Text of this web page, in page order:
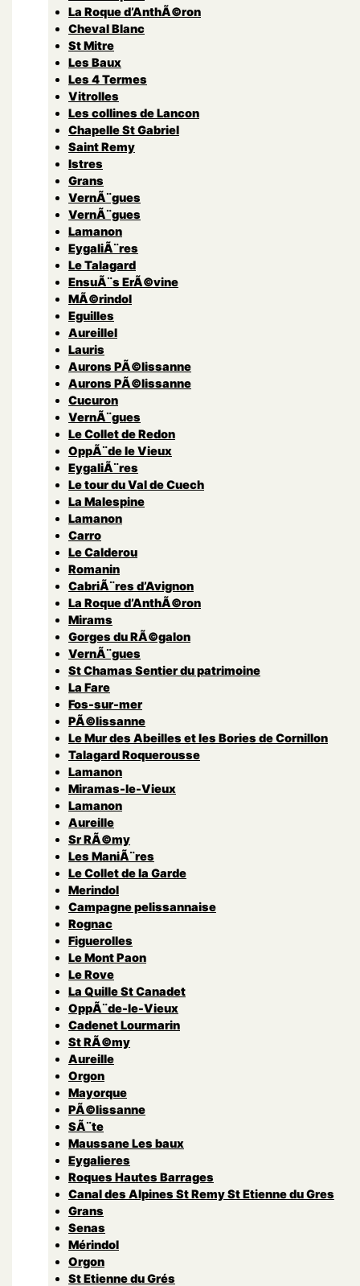
La Roque d’AnthÃ©ron
Cheval Blanc
St Mitre
Les Baux
Les 4 Termes
Vitrolles
Les collines de Lancon
Chapelle St Gabriel
Saint Remy
Istres
Grans
VernÃ¨gues
VernÃ¨gues
Lamanon
EygaliÃ¨res
Le Talagard
EnsuÃ¨s ErÃ©vine
MÃ©rindol
Eguilles
Aureillel
Lauris
Aurons PÃ©lissanne
Aurons PÃ©lissanne
Cucuron
VernÃ¨gues
Le Collet de Redon
OppÃ¨de le Vieux
EygaliÃ¨res
Le tour du Val de Cuech
La Malespine
Lamanon
Carro
Le Calderou
Romanin
CabriÃ¨res d’Avignon
La Roque d’AnthÃ©ron
Mirams
Gorges du RÃ©galon
VernÃ¨gues
St Chamas Sentier du patrimoine
La Fare
Fos-sur-mer
PÃ©lissanne
Le Mur des Abeilles et les Bories de Cornillon
Talagard Roquerousse
Lamanon
Miramas-le-Vieux
Lamanon
Aureille
Sr RÃ©my
Les ManiÃ¨res
Le Collet de la Garde
Merindol
Campagne pelissannaise
Rognac
Figuerolles
Le Mont Paon
Le Rove
La Quille St Canadet
OppÃ¨de-le-Vieux
Cadenet Lourmarin
St RÃ©my
Aureille
Orgon
Mayorque
PÃ©lissanne
SÃ¨te
Maussane Les baux
Eygalieres
Roques Hautes Barrages
Canal des Alpines St Remy St Etienne du Gres
Grans
Senas
Mérindol
Orgon
St Etienne du Grés